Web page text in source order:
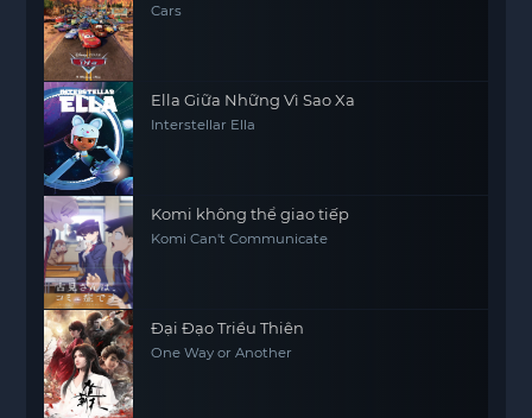
Cars
Ella Giữa Những Vì Sao Xa
Interstellar Ella
Komi không thể giao tiếp
Komi Can't Communicate
Đại Đạo Triều Thiên
One Way or Another